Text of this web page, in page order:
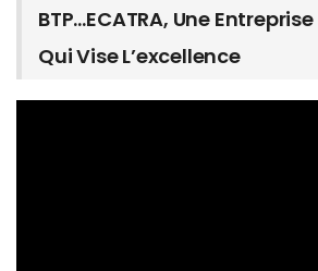
BTP…ECATRA, Une
Qui Vise L’excellence